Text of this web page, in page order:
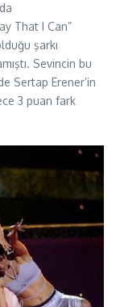
That I Can”
şarkı
Sevincin bu
Sertap Erener’in
3 puan fark